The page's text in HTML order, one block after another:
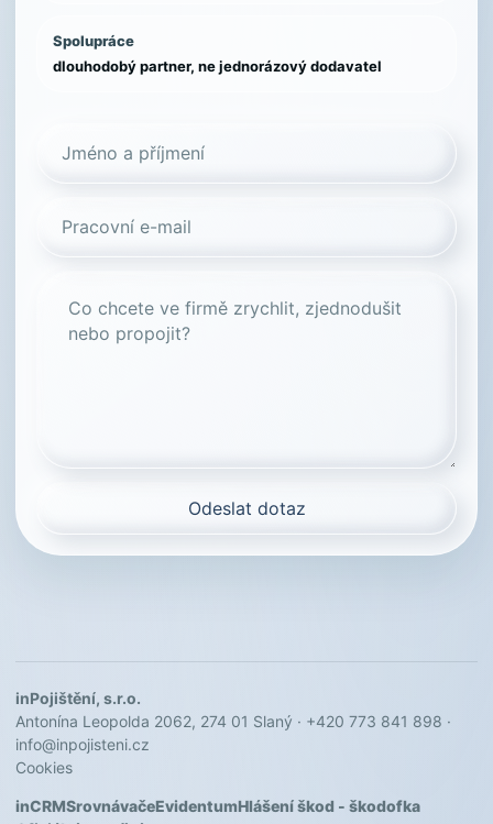
Spolupráce
dlouhodobý partner, ne jednorázový dodavatel
Odeslat dotaz
inPojištění, s.r.o.
Antonína Leopolda 2062, 274 01 Slaný · +420 773 841 898 ·
info@inpojisteni.cz
Cookies
inCRMSrovnávačeEvidentumHlášení škod - škodofka